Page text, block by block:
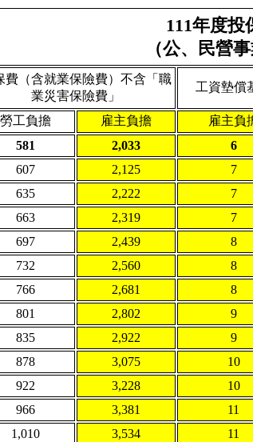
111年度投
（公、民營
費（含就業保險費） 不含「職
業災害保險費」
工資墊償
勞工負擔
雇主負擔 雇主負
581 2,033 6
607 2,125 7
635 2,222 7
663 2,319 7
697 2,439 8
732 2,560 8
766 2,681 8
801 2,802 9
835 2,922 9
878 3,075 10
922 3,228 10
966 3,381 11
1,010 3,534 11